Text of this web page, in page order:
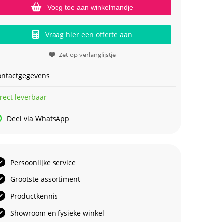
Voeg toe aan winkelmandje
Vraag hier een offerte aan
Zet op verlanglijstje
leverbaar
Deel via WhatsApp
Persoonlijke service
Grootste assortiment
Productkennis
Showroom en fysieke winkel